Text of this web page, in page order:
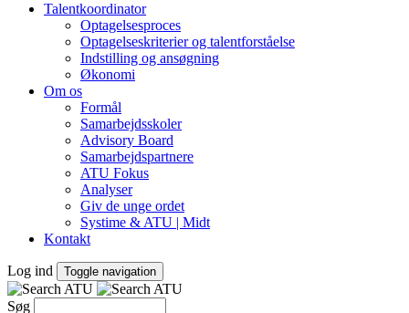
Talentkoordinator
Optagelsesproces
Optagelseskriterier og talentforståelse
Indstilling og ansøgning
Økonomi
Om os
Formål
Samarbejdsskoler
Advisory Board
Samarbejdspartnere
ATU Fokus
Analyser
Giv de unge ordet
Systime & ATU | Midt
Kontakt
Log ind Toggle navigation
Søg